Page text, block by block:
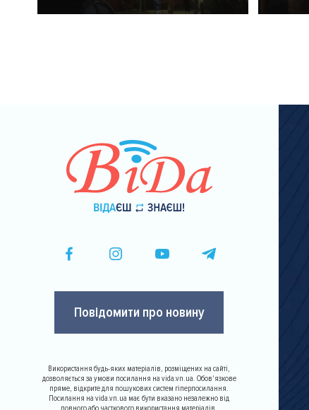
Повідомити про новину
Використання будь-яких матеріалів, розміщених на сайті,
дозволяється за умови посилання на vida.vn.ua. Обов'язкове
пряме, відкрите для пошукових систем гіперпосилання.
Посилання на vida.vn.ua має бути вказано незалежно від